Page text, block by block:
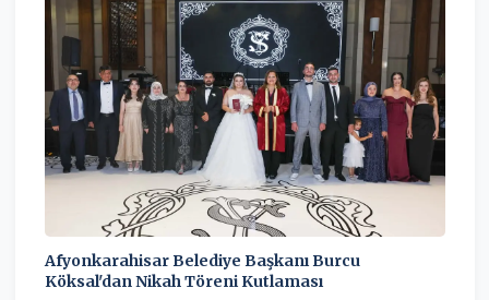
Afyonkarahisar Belediye Başkanı Burcu
Köksal'dan Nikah Töreni Kutlaması